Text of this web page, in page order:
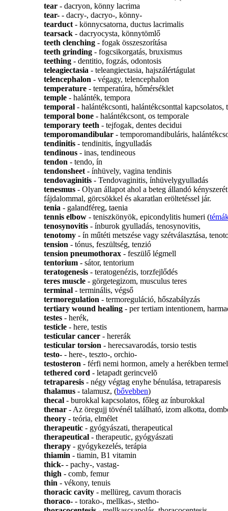
tear- dacryon, könny lacrima
tear-- dacry-, dacryo-, könny-
tearduct- könnycsatorna, ductus lacrimalis
tearsack- dacryocysta, könnytömlő
teeth clenching- fogak összeszorítása
teeth grinding- fogcsikorgatás, bruxismus
teething- dentitio, fogzás, odontosis
teleagiectasia - teleangiectasia, hajszálértágulat
telencephalon - végagy, telencephalon
temperature- temperatúra, hőmérséklet
temple- halánték, tempora
temporal- halántékcsonti, halántékcsonttal kapcsolatos,
temporal bone- halántékcsont, os temporale
temporary teeth - tejfogak, dentes decidui
temporomandibular- temporomandibuláris,
tendinitis- tendinitis, íngyulladás
tendinous- inas, tendineous
tendon - tendo, ín
tendonsheet- ínhüvely, vagina tendinis
tendovaginitis- Tendovaginitis, ínhüvelygyulladás
tenesmus - Olyan állapot ahol a beteg állandó
fájdalommal, görcsökkel és akaratlan eröltetéssel jár.
tenia - galandféreg, taenia
tennis elbow- teniszkönyök, epicondylitis humeri (
tenosynovitis- ínburok gyulladás, tenosynovitis,
tenotomy- ín műtéti metszése vagy szétválasztása,
tension - tónus, feszültség, tenzió
tension pneumothorax- feszülő légmell
tentorium- sátor, tentorium
teratogenesis- teratogenézis, torzfejlődés
teres muscle- görgetegizom, musculus teres
terminal- terminális, végső
termoregulation - termoreguláció, hőszabályzás
tertiary wound healing- per tertiam intentionem,
testes- herék,
testicle- here, testis
testicular cancer- hererák
testicular torsion - herecsavarodás, torsio testis
testo-- here-, teszto-, orchio-
testosteron - férfi nemi hormon, amely a herékben
tethered cord - letapadt gerincvelõ
tetraparesis- négy végtag enyhe bénulása, tetraparesis
thalamus - talamusz, (bővebben)
thecal- burokkal kapcsolatos, főleg az ínburokkal
thenar- Az öregujj tövénél található, izom alkotta,
theory- teória, elmélet
therapeutic- gyógyászati, therapeutical
therapeutical- therapeutic, gyógyászati
therapy- gyógykezelés, terápia
thiamin - tiamin, B1 vitamin
thick-- pachy-, vastag-
thigh - comb, femur
thin - vékony, tenuis
thoracic cavity- mellüreg, cavum thoracis
thoraco-- torako-, mellkas-, stetho-